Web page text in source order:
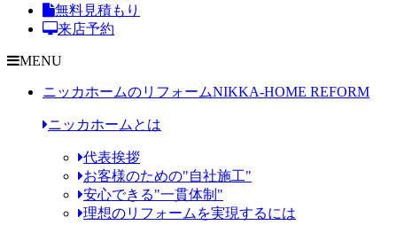
無料見積もり
来店予約
MENU
ニッカホームのリフォームNIKKA-HOME REFORM
ニッカホームとは
代表挨拶
お客様のための"自社施工"
安心できる"一貫体制"
理想のリフォームを実現するには